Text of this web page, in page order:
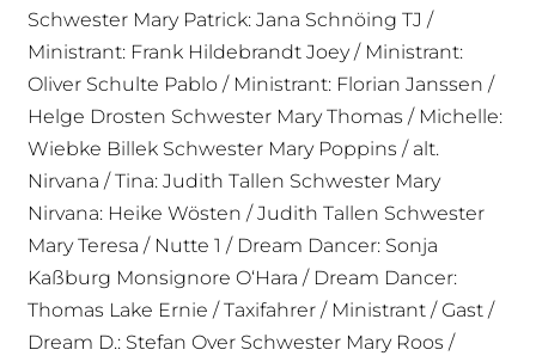
Schwester Mary Patrick: Jana Schnöing TJ /
Ministrant: Frank Hildebrandt Joey / Ministrant:
Oliver Schulte Pablo / Ministrant: Florian Janssen /
Helge Drosten Schwester Mary Thomas / Michelle:
Wiebke Billek Schwester Mary Poppins / alt.
Nirvana / Tina: Judith Tallen Schwester Mary
Nirvana: Heike Wösten / Judith Tallen Schwester
Mary Teresa / Nutte 1 / Dream Dancer: Sonja
Kaßburg Monsignore O‘Hara / Dream Dancer:
Thomas Lake Ernie / Taxifahrer / Ministrant / Gast /
Dream D.: Stefan Over Schwester Mary Roos /